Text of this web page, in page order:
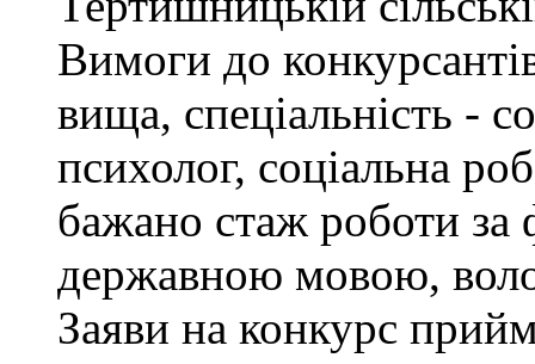
Вимоги до
вища, спеціальність -
психолог, соціальна
бажано стаж роботи за
державною мовою,
Заяви на конкурс